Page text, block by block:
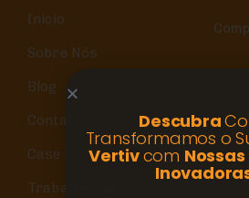
Início
Sobre Nós
Blog
Contato
Case
Trabalhe Conosco
Descubra
Transformamos o
Vertivcom